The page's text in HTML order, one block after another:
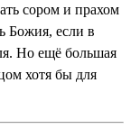
сором и прахом
Божия, если в
Но ещё большая
хотя бы для